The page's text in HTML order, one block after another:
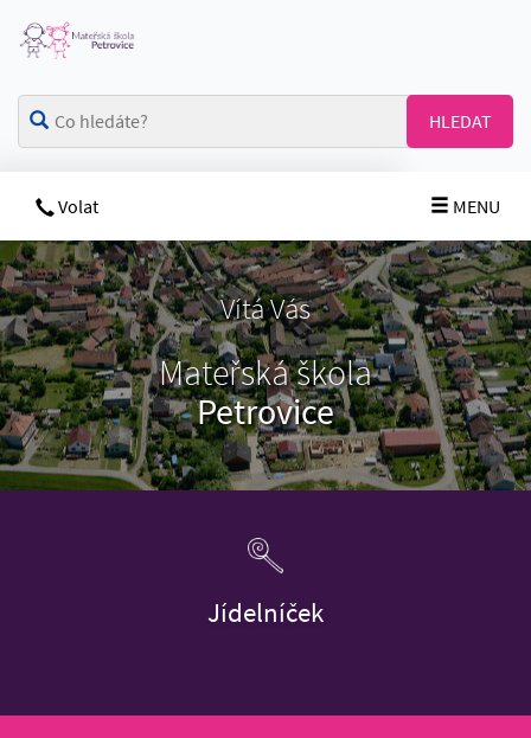
HLEDAT
MENU
Volat
Vítá Vás
Mateřská škola
Petrovice
Jídelníček